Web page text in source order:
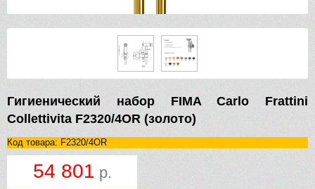
Гигиенический набор FIMA Carlo Frattini
Collettivita F2320/4OR (золото)
Код товара: F2320/4OR
54 801 р.